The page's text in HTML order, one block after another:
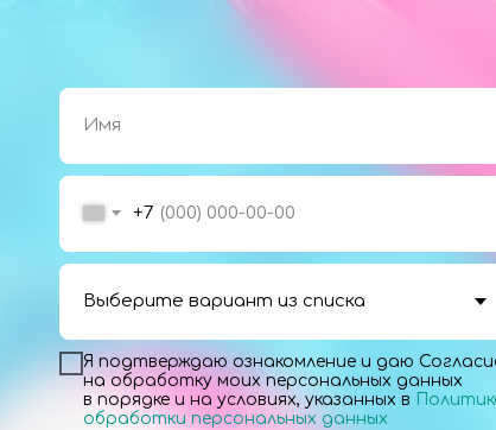
+7
Я подтверждаю ознакомление и даю
на обработку моих персональных данных
в порядке и на условиях, указанных в
обработки персональных данных